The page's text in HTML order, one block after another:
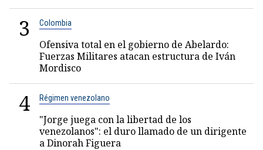
3 Colombia
Ofensiva total en el gobierno de Abelardo:
Fuerzas Militares atacan estructura de Iván
Mordisco
4 Régimen venezolano
"Jorge juega con la libertad de los
venezolanos": el duro llamado de un dirigente
a Dinorah Figuera